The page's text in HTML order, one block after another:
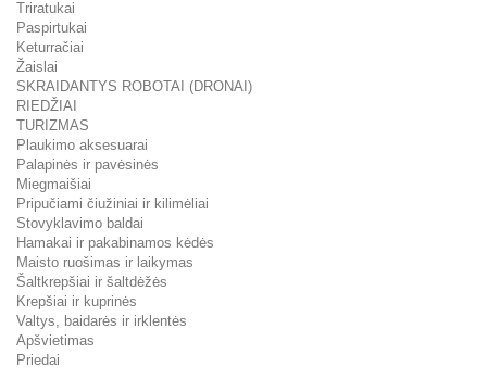
Triratukai
Paspirtukai
Keturračiai
Žaislai
SKRAIDANTYS ROBOTAI (DRONAI)
RIEDŽIAI
TURIZMAS
Plaukimo aksesuarai
Palapinės ir pavėsinės
Miegmaišiai
Pripučiami čiužiniai ir kilimėliai
Stovyklavimo baldai
Hamakai ir pakabinamos kėdės
Maisto ruošimas ir laikymas
Šaltkrepšiai ir šaltdėžės
Krepšiai ir kuprinės
Valtys, baidarės ir irklentės
Apšvietimas
Priedai